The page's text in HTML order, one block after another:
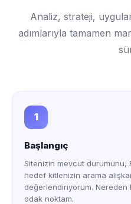
Analiz, strateji,
adımlarıyla tamamen
1
Başlangıç
Sitenizin mevcut durumunu,
hedef kitlenizin arama
değerlendiriyorum.
odak noktam.